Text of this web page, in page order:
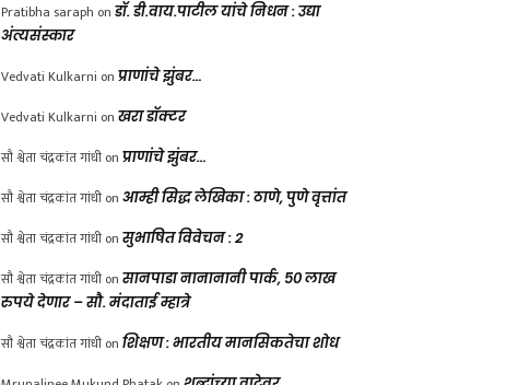
Pratibha saraph on डॉ. डी.वाय.पाटील यांचे निधन : उद्या
अंत्यसंस्कार
Vedvati Kulkarni on प्राणांचे झुंबर…
Vedvati Kulkarni on खरा डॉक्टर
सौ श्वेता चंद्रकांत गांधी on प्राणांचे झुंबर…
सौ श्वेता चंद्रकांत गांधी on आम्ही सिद्ध लेखिका : ठाणे, पुणे वृत्तांत
सौ श्वेता चंद्रकांत गांधी on सुभाषित विवेचन : 2
सौ श्वेता चंद्रकांत गांधी on सानपाडा नानानानी पार्क, ५० लाख
रुपये देणार – सौ. मंदाताई म्हात्रे
सौ श्वेता चंद्रकांत गांधी on शिक्षण : भारतीय मानसिकतेचा शोध